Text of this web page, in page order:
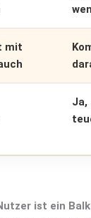
mit
Ja,
ist ein